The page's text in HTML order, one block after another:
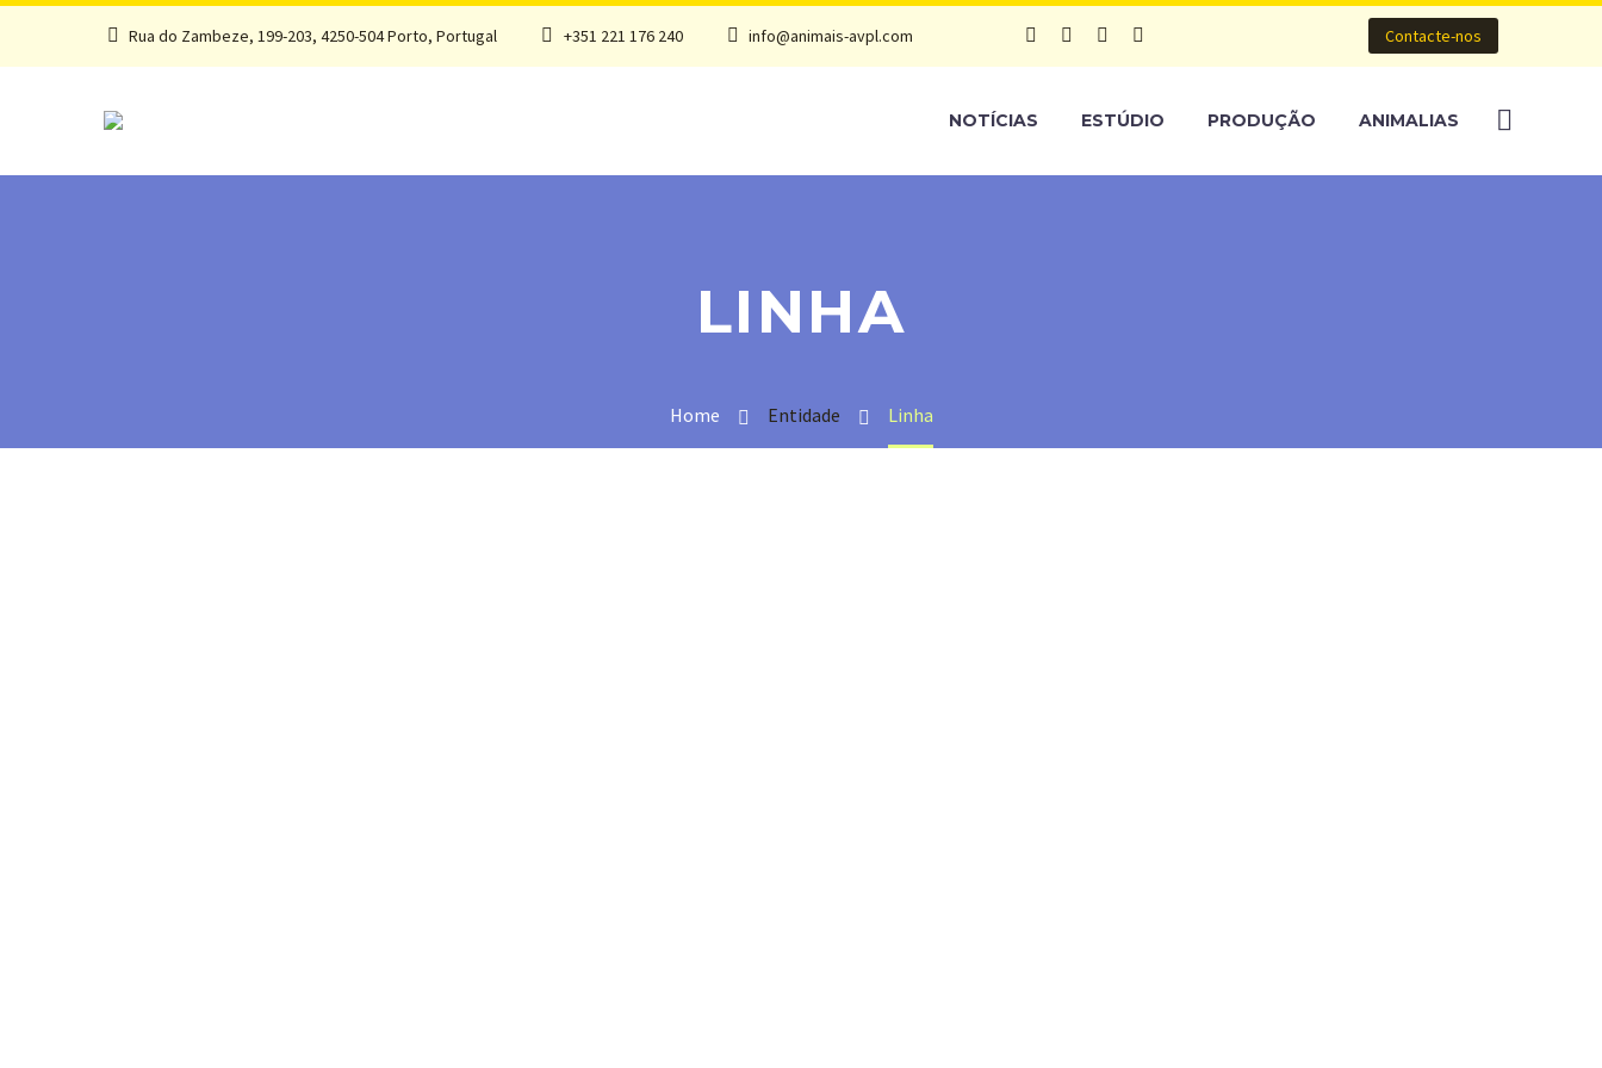
Rua do Zambeze, 199-203, 4250-504 Porto, Portugal +351 221 176 240 info@animais-avpl.com Contacte-nos
NOTÍCIAS ESTÚDIO PRODUÇÃO ANIMALIAS
LINHA
Home Entidade Linha